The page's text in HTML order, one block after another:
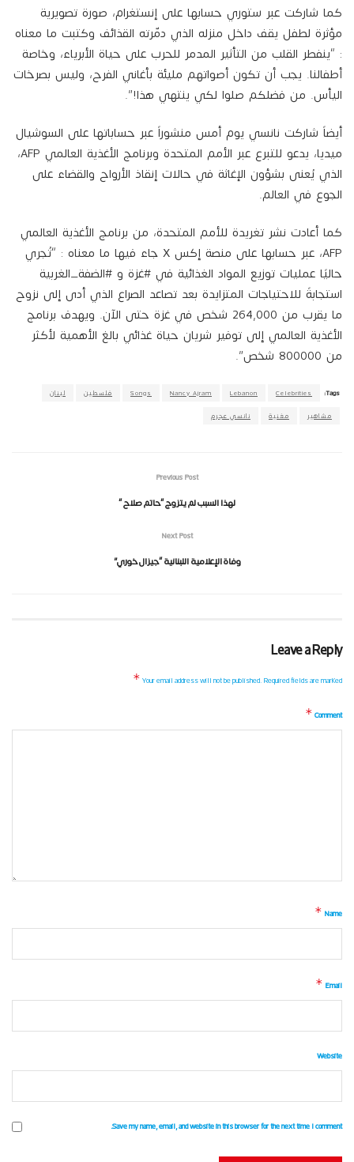
كما شاركت عبر ستوري حسابها على إنستغرام، صورة تصويرية
مؤثرة لطفل يقف داخل منزله الذي دمّرته القذائف وكتبت ما معناه
: “ينفطر القلب من التأثير المدمر للحرب على حياة الأبرياء، وخاصة
أطفالنا. يجب أن تكون أصواتهم مليئة بأغاني الفرح، وليس بصرخات
اليأس. من فضلكم صلوا لكي ينتهي هذا!”.
أيضاً شاركت نانسي يوم أمس منشوراً عبر حساباتها على السوشيال
ميديا، يدعو للتبرع عبر الأمم المتحدة وبرنامج الأغذية العالمي AFP،
الذي يُعنى بشؤون الإغاثة في حالات إنقاذ الأرواح والقضاء على
الجوع في العالم.
كما أعادت نشر تغريدة للأمم المتحدة، من برنامج الأغذية العالمي
AFP، عبر حسابها على منصة إكس X جاء فيها ما معناه : “تُجري
حاليًا عمليات توزيع المواد الغذائية في #غزة و #الضفة_الغربية
استجابةً للاحتياجات المتزايدة بعد تصاعد الصراع الذي أدى إلى نزوح
ما يقرب من 264,000 شخص في غزة حتى الآن. ويهدف برنامج
الأغذية العالمي إلى توفير شريان حياة غذائي بالغ الأهمية لأكثر
من 800000 شخص”.
Tags:
Celebrities
Lebanon
Nancy Ajram
Songs فلسطين لبنان
مشاهير مغنية نانسي عجرم
Previous Post
لهذا السبب لم يتزوج “حاتم صلاح “
Next Post
وفاة الإعلامية اللبنانية “جيزال خوري”
Leave a Reply
Your email address will not be published.Required fields are marked
*
Comment
*
Name
*
Email
*
Website
Save my name, email, and website in this browser for the next time I comment.